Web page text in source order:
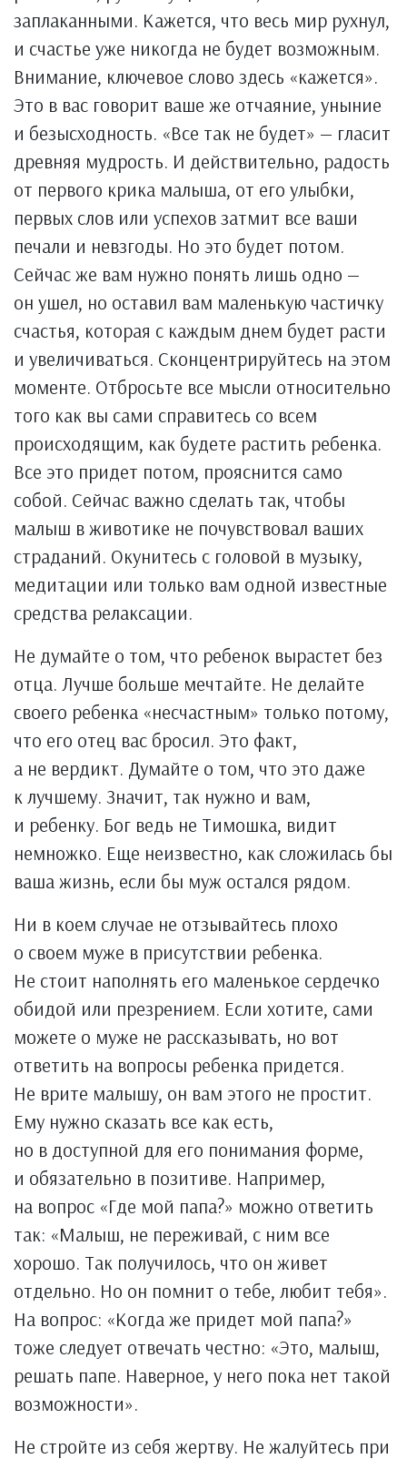
заплаканными. Кажется, что весь мир рухнул,
и счастье уже никогда не будет возможным.
Внимание, ключевое слово здесь «кажется».
Это в вас говорит ваше же отчаяние, уныние
и безысходность. «Все так не будет» — гласит
древняя мудрость. И действительно, радость
от первого крика малыша, от его улыбки,
первых слов или успехов затмит все ваши
печали и невзгоды. Но это будет потом.
Сейчас же вам нужно понять лишь одно —
он ушел, но оставил вам маленькую частичку
счастья, которая с каждым днем будет расти
и увеличиваться. Сконцентрируйтесь на этом
моменте. Отбросьте все мысли относительно
того как вы сами справитесь со всем
происходящим, как будете растить ребенка.
Все это придет потом, прояснится само
собой. Сейчас важно сделать так, чтобы
малыш в животике не почувствовал ваших
страданий. Окунитесь с головой в музыку,
медитации или только вам одной известные
средства релаксации.
Не думайте о том, что ребенок вырастет без
отца. Лучше больше мечтайте. Не делайте
своего ребенка «несчастным» только потому,
что его отец вас бросил. Это факт,
а не вердикт. Думайте о том, что это даже
к лучшему. Значит, так нужно и вам,
и ребенку. Бог ведь не Тимошка, видит
немножко. Еще неизвестно, как сложилась бы
ваша жизнь, если бы муж остался рядом.
Ни в коем случае не отзывайтесь плохо
о своем муже в присутствии ребенка.
Не стоит наполнять его маленькое сердечко
обидой или презрением. Если хотите, сами
можете о муже не рассказывать, но вот
ответить на вопросы ребенка придется.
Не врите малышу, он вам этого не простит.
Ему нужно сказать все как есть,
но в доступной для его понимания форме,
и обязательно в позитиве. Например,
на вопрос «Где мой папа?» можно ответить
так: «Малыш, не переживай, с ним все
хорошо. Так получилось, что он живет
отдельно. Но он помнит о тебе, любит тебя».
На вопрос: «Когда же придет мой папа?»
тоже следует отвечать честно: «Это, малыш,
решать папе. Наверное, у него пока нет такой
возможности».
Не стройте из себя жертву. Не жалуйтесь при